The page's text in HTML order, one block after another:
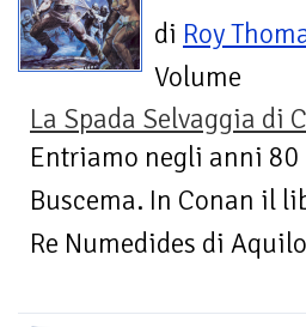
di Roy
Volume
La Spada Selvaggia di
Entriamo negli anni 80
Buscema. In Conan il
Re Numedides di